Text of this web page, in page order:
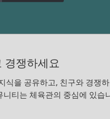
경쟁하세요
식을 공유하고, 친구와 경쟁
티는 체육관의 중심에 있습